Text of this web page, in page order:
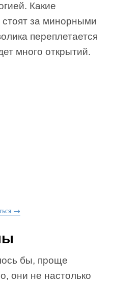
Какие
стоят за минорными
переплетается
много открытий.
→
бы, проще
они не настолько